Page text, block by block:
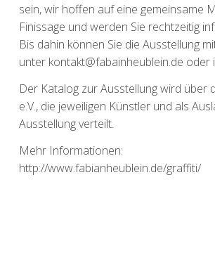
sein, wir hoffen auf eine gemeinsame
Finissage und werden Sie rechtzeitig
Bis dahin können Sie die Ausstellung
unter kontakt@fabainheublein.de oder
Der Katalog zur Ausstellung wird über
e.V., die jeweiligen Künstler und als
Ausstellung verteilt.
Mehr Informationen:
http://www.fabianheublein.de/graffiti/